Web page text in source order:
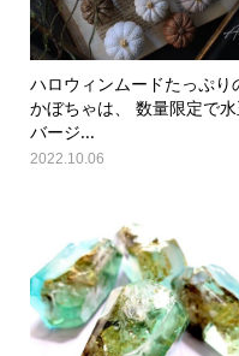
ハロウィンムードたっぷり
かぼちゃは、 数量限定で水
バージ...
2022.10.06